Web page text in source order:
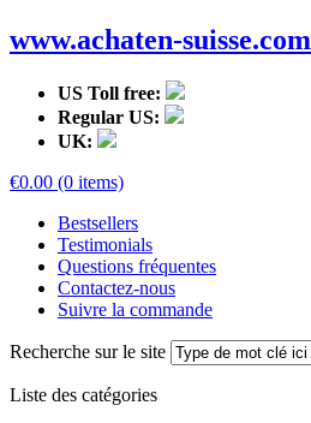
www.achaten-suisse.com
US Toll free:
Regular US:
UK:
€0.00 (0 items)
Bestsellers
Testimonials
Questions fréquentes
Contactez-nous
Suivre la commande
Recherche sur le site
Liste des catégories